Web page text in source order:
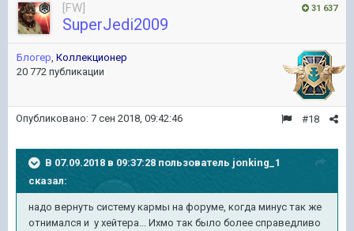
31 637
[FW]
SuperJedi2009
Блогер, Коллекционер
20 772 публикации
#18
Опубликовано: 7 сен 2018, 09:42:46
В 07.09.2018 в 09:37:28 пользователь jonking_1
сказал:
надо вернуть систему кармы на форуме, когда минус так же
отнимался и у хейтера... Ихмо так было более справедливо